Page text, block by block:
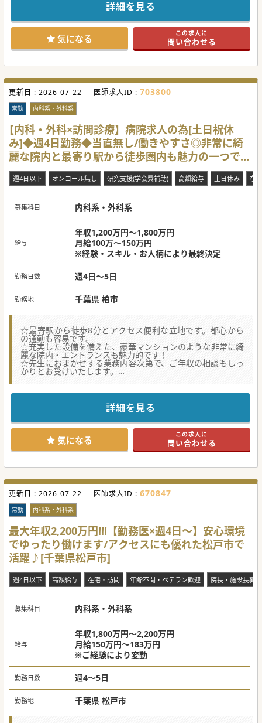
人員体制も整っているので、常勤医はほぼ日勤帯のみ！プラ
イベートの充実も図れます。
緩和医療専門医を目指す方、自身のキャリアを広げたい方は
ふるってご応募ください。
#春入職可 #秋入職可
詳細を見る
気になる この求人に
問い合わせる
更新日 : 2026-07-22 医師求人ID : 703800
常勤 内科系・外科系
【内科・外科×訪問診療】病院求人の為[土日祝休
み]◆週4日勤務◆当直無し/働きやすさ◎非常に綺
麗な院内と最寄り駅から徒歩圏内も魅力の一つです
♪[千葉県柏市]
週4日以下 オンコール無し 研究支援(学会費補助) 高額給与 土日休み 在
募集科目 内科系・外科系
給与
年収1,200万円～1,800万円
月給100万～150万円
※経験・スキル・お人柄により最終決定
勤務日数 週4日～5日
勤務地 千葉県 柏市
☆最寄駅から徒歩8分とアクセス便利な立地です。都心から
の通勤も容易です。
☆充実した設備を備えた、豪華マンションのような非常に綺
麗な院内・エントランスも魅力的です！
☆先生におまかせする業務内容次第で、ご年収の相談もしっ
かりとお受けいたします。
1980年代に開院した病院で、複数診療科を標榜し地域に貢献
してきた医療機関です。
各職種が協力するチーム医療に力を入れており、働く環境が
整っております。
施設設備などハード面だけでなく、教育体制や温かい組織風
土などソフト面も充実した環境です。
若手の先生からベテランの先生まで、ご興味のある方もご経
験豊富な先生も、是非お気軽にご相談ください！
#急募 #秋入職可
詳細を見る
気になる この求人に
問い合わせる
更新日 : 2026-07-22 医師求人ID : 670847
常勤 内科系・外科系
最大年収2,200万円!!!【勤務医×週4日～】安心環境
でゆったり働けます/アクセスにも優れた松戸市で
活躍♪[千葉県松戸市]
週4日以下 高額給与 在宅・訪問 年齢不問・ベテラン歓迎 院長・施設長募集
募集科目 内科系・外科系
給与
年収1,800万円～2,200万円
月給150万円～183万円
※ご経験により変動
勤務日数 週4～5日
勤務地 千葉県 松戸市